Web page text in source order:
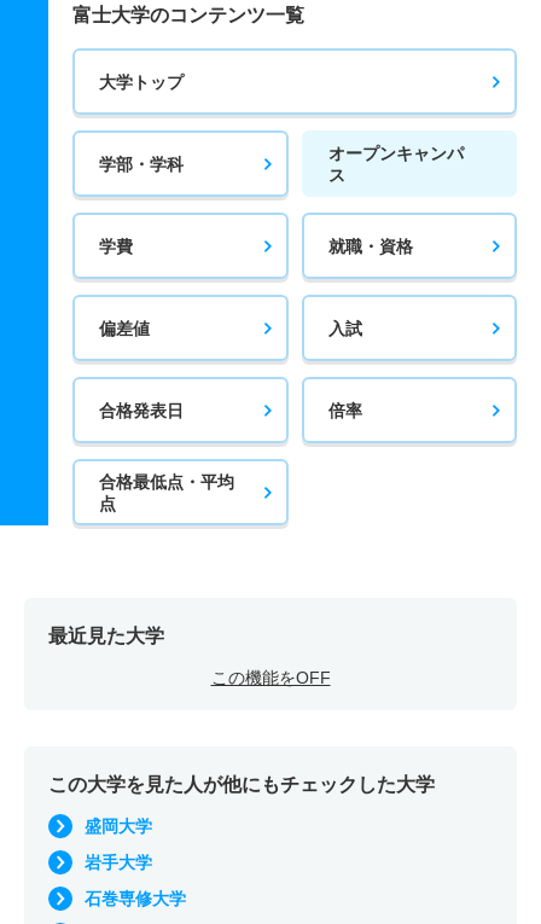
富士大学のコンテンツ一覧
大学トップ
学部・学科
オープンキャンパ
ス
学費 就職・資格
偏差値 入試
合格発表日 倍率
合格最低点・平均
点
最近見た大学
この機能をOFF
この大学を見た人が他にもチェックした大学
盛岡大学
岩手大学
石巻専修大学